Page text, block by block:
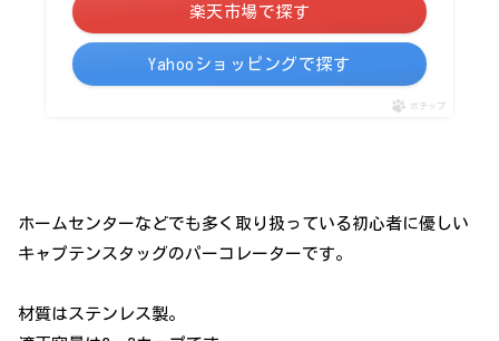
楽天市場で探す
Yahooショッピングで探す
ポチップ
ホームセンターなどでも多く取り扱っている初心者に優しい
キャプテンスタッグのパーコレーターです。
材質はステンレス製。